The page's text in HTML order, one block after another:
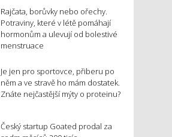
Rajčata, borůvky nebo ořechy.
Potraviny, které v létě pomáhají
hormonům a ulevují od bolestivé
menstruace
Je jen pro sportovce, přiberu po
něm a ve stravě ho mám dostatek.
Znáte nejčastější mýty o proteinu?
Český startup Goated prodal za